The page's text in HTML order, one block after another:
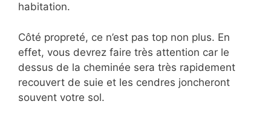
habitation.
Côté propreté, ce n’est pas top non plus. En
effet, vous devrez faire très attention car le
dessus de la cheminée sera très rapidement
recouvert de suie et les cendres joncheront
souvent votre sol.